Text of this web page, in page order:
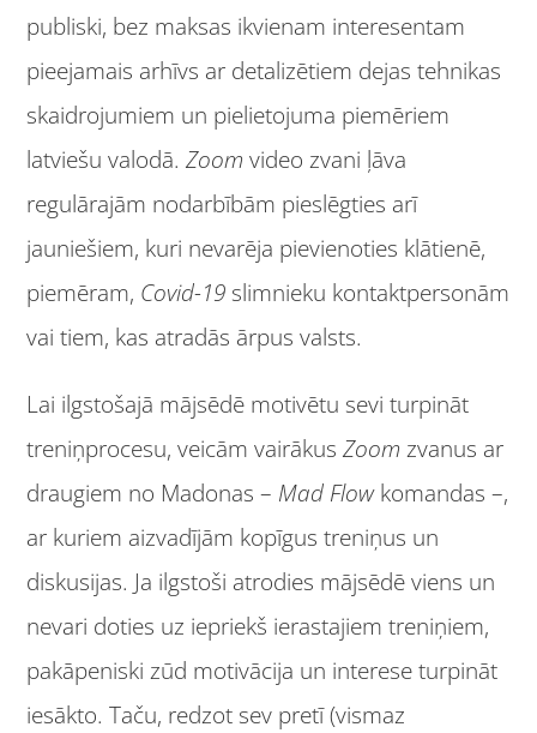
publiski, bez maksas ikvienam interesentam
pieejamais arhīvs ar detalizētiem dejas tehnikas
skaidrojumiem un pielietojuma piemēriem
latviešu valodā.Zoom video zvani ļāva
regulārajām nodarbībām pieslēgties arī
jauniešiem, kuri nevarēja pievienoties klātienē,
piemēram, Covid-19 slimnieku kontaktpersonām
vai tiem, kas atradās ārpus valsts.
Lai ilgstošajā mājsēdē motivētu sevi turpināt
treniņprocesu, veicām vairākusZoom zvanus ar
draugiem no Madonas – Mad Flowkomandas –,
ar kuriem aizvadījām kopīgus treniņus un
diskusijas. Ja ilgstoši atrodies mājsēdē viens un
nevari doties uz iepriekš ierastajiem treniņiem,
pakāpeniski zūd motivācija un interese turpināt
iesākto. Taču, redzot sev pretī (vismaz